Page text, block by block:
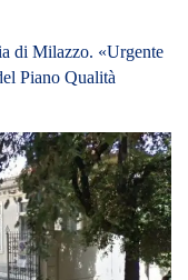
di Milazzo. «Urgente
Piano Qualità